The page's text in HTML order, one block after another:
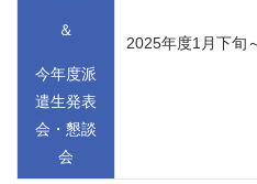
＆
今年度派
遣生発表
会・懇談
会
2025年度1月下旬